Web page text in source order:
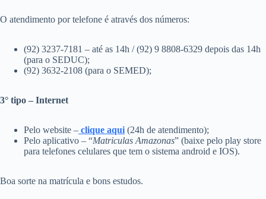
O atendimento por telefone é através dos números:
(92) 3237-7181 – até as 14h / (92) 9 8808-6329 depois das 14h
(para o SEDUC);
(92) 3632-2108 (para o SEMED);
3° tipo – Internet
Pelo website – clique aqui (24h de atendimento);
Pelo aplicativo – “Matriculas Amazonas” (baixe pelo play store
para telefones celulares que tem o sistema android e IOS).
Boa sorte na matrícula e bons estudos.